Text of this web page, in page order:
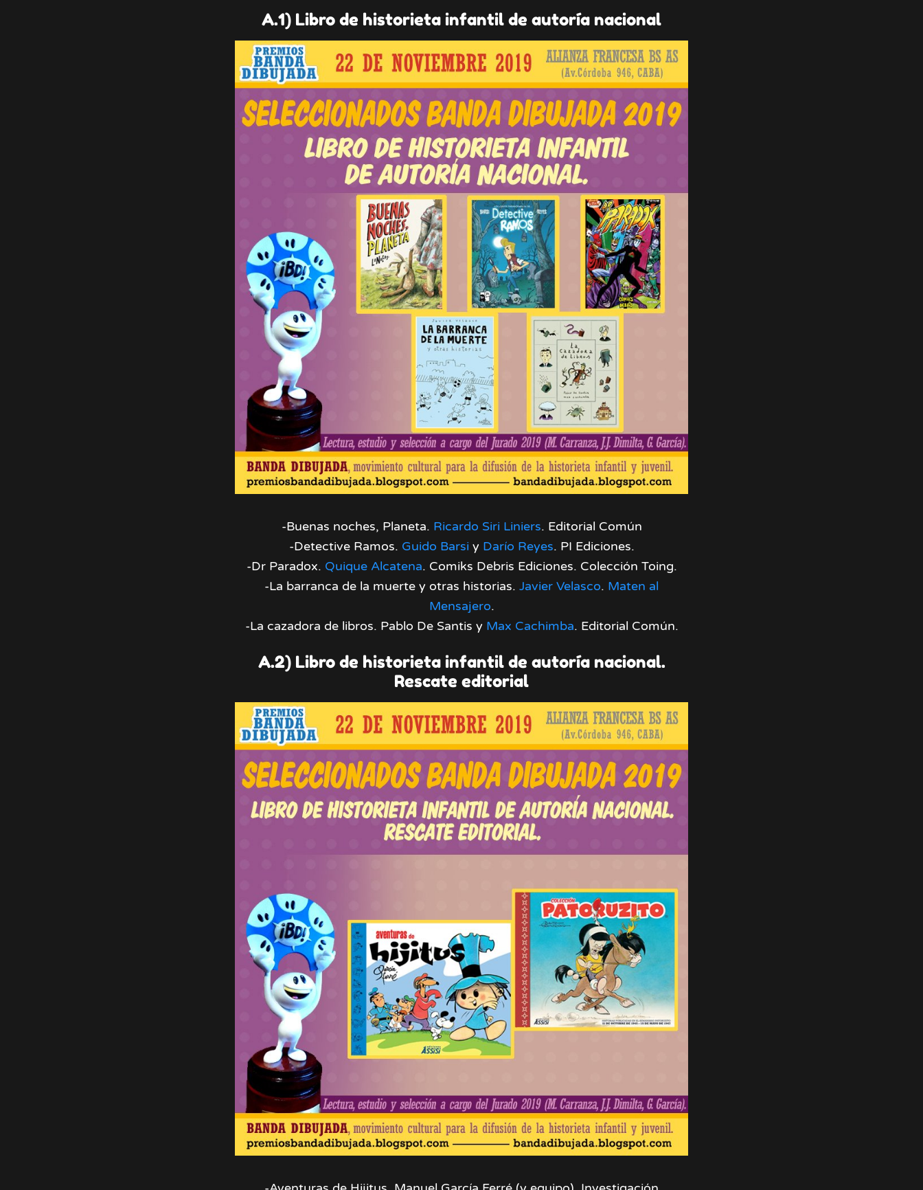
A.1) Libro de historieta infantil de autoría nacional
-Buenas noches, Planeta. Ricardo Siri Liniers. Editorial Común
-Detective Ramos. Guido Barsiy Darío Reyes. PI Ediciones.
-Dr Paradox. Quique Alcatena. Comiks Debris Ediciones. Colección Toing.
-La barranca de la muerte y otras historias. Javier Velasco. Maten al
Mensajero.
-La cazadora de libros. Pablo De Santis y Max Cachimba. Editorial Común.
A.2) Libro de historieta infantil de autoría nacional.
Rescate editorial